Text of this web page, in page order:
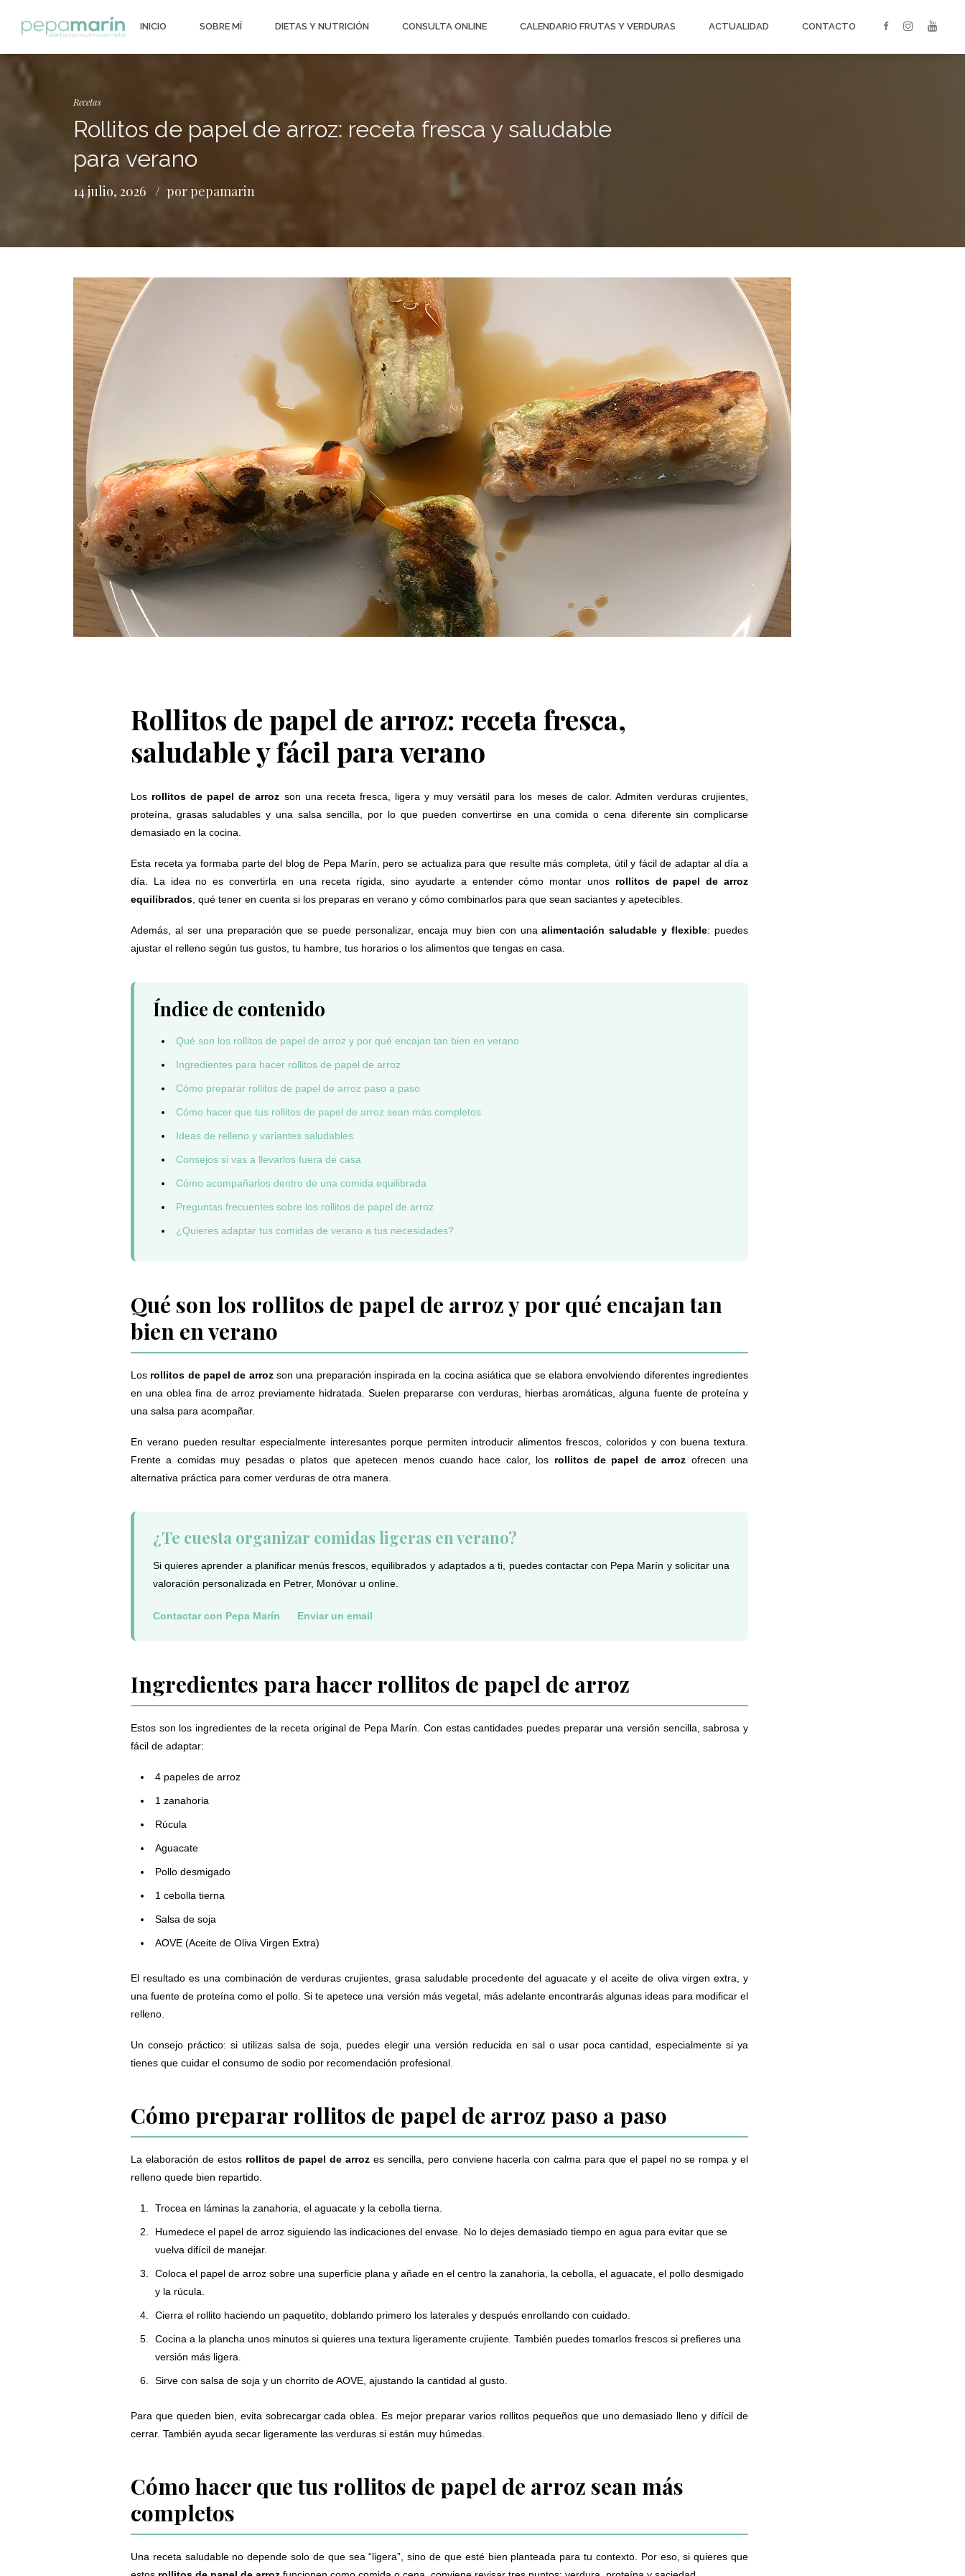
INICIO SOBRE MÍ DIETAS Y NUTRICIÓN CONSULTA ONLINE CALENDARIO FRUTAS Y VERDURAS ACTUALIDAD CONTACTO
Recetas
Rollitos de papel de arroz: receta fresca y saludable
para verano
14 julio, 2026 por pepamarin
Rollitos de papel de arroz: receta fresca,
saludable y fácil para verano
Los rollitos de papel de arroz son una receta fresca, ligera y muy versátil para los meses de calor. Admiten verduras crujientes,
proteína, grasas saludables y una salsa sencilla, por lo que pueden convertirse en una comida o cena diferente sin complicarse
demasiado en la cocina.
Esta receta ya formaba parte del blog de Pepa Marín, pero se actualiza para que resulte más completa, útil y fácil de adaptar al día a
día. La idea no es convertirla en una receta rígida, sino ayudarte a entender cómo montar unos rollitos de papel de arroz
equilibrados, qué tener en cuenta si los preparas en verano y cómo combinarlos para que sean saciantes y apetecibles.
Además, al ser una preparación que se puede personalizar, encaja muy bien con unaalimentación saludable y flexible: puedes
ajustar el relleno según tus gustos, tu hambre, tus horarios o los alimentos que tengas en casa.
Índice de contenido
Qué son los rollitos de papel de arroz y por qué encajan tan bien en verano
Ingredientes para hacer rollitos de papel de arroz
Cómo preparar rollitos de papel de arroz paso a paso
Cómo hacer que tus rollitos de papel de arroz sean más completos
Ideas de relleno y variantes saludables
Consejos si vas a llevarlos fuera de casa
Cómo acompañarlos dentro de una comida equilibrada
Preguntas frecuentes sobre los rollitos de papel de arroz
¿Quieres adaptar tus comidas de verano a tus necesidades?
Qué son los rollitos de papel de arroz y por qué encajan tan
bien en verano
Los rollitos de papel de arrozson una preparación inspirada en la cocina asiática que se elabora envolviendo diferentes ingredientes
en una oblea fina de arroz previamente hidratada. Suelen prepararse con verduras, hierbas aromáticas, alguna fuente de proteína y
una salsa para acompañar.
En verano pueden resultar especialmente interesantes porque permiten introducir alimentos frescos, coloridos y con buena textura.
Frente a comidas muy pesadas o platos que apetecen menos cuando hace calor, los rollitos de papel de arroz ofrecen una
alternativa práctica para comer verduras de otra manera.
¿Te cuesta organizar comidas ligeras en verano?
Si quieres aprender a planificar menús frescos, equilibrados y adaptados a ti, puedes contactar con Pepa Marín y solicitar una
valoración personalizada en Petrer, Monóvar u online.
Contactar con Pepa Marín Enviar un email
Ingredientes para hacer rollitos de papel de arroz
Estos son los ingredientes de la receta original de Pepa Marín. Con estas cantidades puedes preparar una versión sencilla, sabrosa y
fácil de adaptar:
4 papeles de arroz
1 zanahoria
Rúcula
Aguacate
Pollo desmigado
1 cebolla tierna
Salsa de soja
AOVE (Aceite de Oliva Virgen Extra)
El resultado es una combinación de verduras crujientes, grasa saludable procedente del aguacate y el aceite de oliva virgen extra, y
una fuente de proteína como el pollo. Si te apetece una versión más vegetal, más adelante encontrarás algunas ideas para modificar el
relleno.
Un consejo práctico: si utilizas salsa de soja, puedes elegir una versión reducida en sal o usar poca cantidad, especialmente si ya
tienes que cuidar el consumo de sodio por recomendación profesional.
Cómo preparar rollitos de papel de arroz paso a paso
La elaboración de estos rollitos de papel de arroz es sencilla, pero conviene hacerla con calma para que el papel no se rompa y el
relleno quede bien repartido.
Trocea en láminas la zanahoria, el aguacate y la cebolla tierna.
Humedece el papel de arroz siguiendo las indicaciones del envase. No lo dejes demasiado tiempo en agua para evitar que se
vuelva difícil de manejar.
Coloca el papel de arroz sobre una superficie plana y añade en el centro la zanahoria, la cebolla, el aguacate, el pollo desmigado
y la rúcula.
Cierra el rollito haciendo un paquetito, doblando primero los laterales y después enrollando con cuidado.
Cocina a la plancha unos minutos si quieres una textura ligeramente crujiente. También puedes tomarlos frescos si prefieres una
versión más ligera.
Sirve con salsa de soja y un chorrito de AOVE, ajustando la cantidad al gusto.
Para que queden bien, evita sobrecargar cada oblea. Es mejor preparar varios rollitos pequeños que uno demasiado lleno y difícil de
cerrar. También ayuda secar ligeramente las verduras si están muy húmedas.
Cómo hacer que tus rollitos de papel de arroz sean más
completos
Una receta saludable no depende solo de que sea “ligera”, sino de que esté bien planteada para tu contexto. Por eso, si quieres que